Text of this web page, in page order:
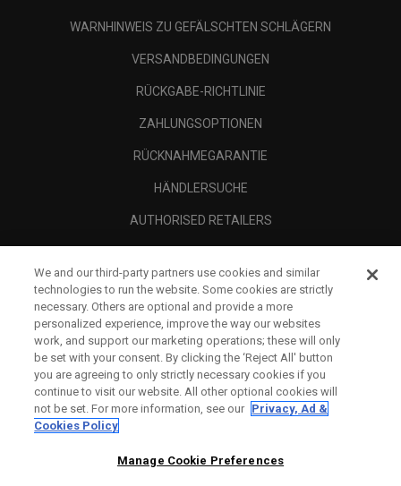
WARNHINWEIS ZU GEFÄLSCHTEN SCHLÄGERN
VERSANDBEDINGUNGEN
RÜCKGABE-RICHTLINIE
ZAHLUNGSOPTIONEN
RÜCKNAHMEGARANTIE
HÄNDLERSUCHE
AUTHORISED RETAILERS
UNTERNEHMENSPROFIL
RECHTLICHES-
We and our third-party partners use cookies and similar
technologies to run the website. Some cookies are strictly
necessary. Others are optional and provide a more
personalized experience, improve the way our websites
work, and support our marketing operations; these will only
be set with your consent. By clicking the ‘Reject All' button
you are agreeing to only strictly necessary cookies if you
continue to visit our website. All other optional cookies will
not be set. For more information, see our Privacy, Ad &
Cookies Policy
Manage Cookie Preferences